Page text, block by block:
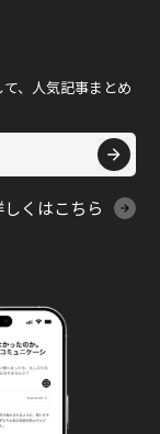
、人気記事まとめ
しくはこちら